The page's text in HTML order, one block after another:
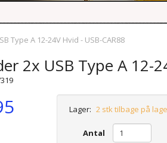
Type A 12-24V Hvid - USB-CAR88
2x USB Type A 12-
Lager: 2 stk tilbage på
Antal